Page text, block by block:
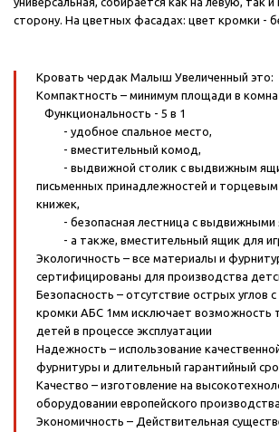
сторону. На цветных фасадах: цвет кромки -
Кровать чердак Малыш Увеличенный это:
Компактность – минимум площади в
Функциональность - 5 в 1
- удобное спальное место,
- вместительный комод,
- выдвижной столик с выдвижным
письменных принадлежностей и
книжек,
- безопасная лестница с выдвижными
- а также, вместительный ящик для
Экологичность – все материалы и
сертифицированы для производства
Безопасность – отсутствие острых углов
кромки АБС 1мм исключает возможность
детей в процессе эксплуатации
Надежность – использование
фурнитуры и длительный гарантийный
Качество – изготовление на
оборудовании европейского
Экономичность – Действительная